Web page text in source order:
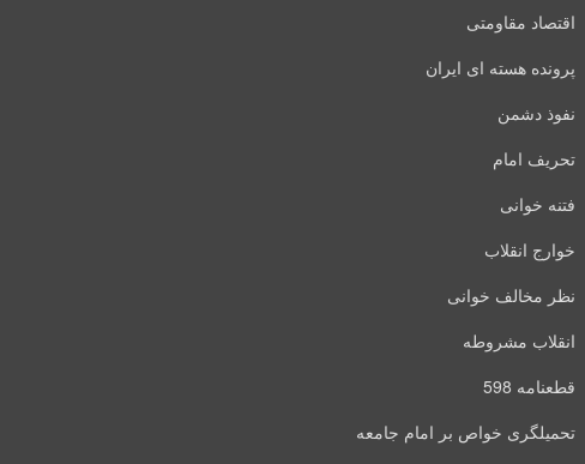
اقتصاد مقاومتی
پرونده هسته ای ایران
نفوذ دشمن
تحریف امام
فتنه خوانی
خوارج انقلاب
نظر مخالف خوانی
انقلاب مشروطه
قطعنامه 598
تحمیلگری خواص بر امام جامعه